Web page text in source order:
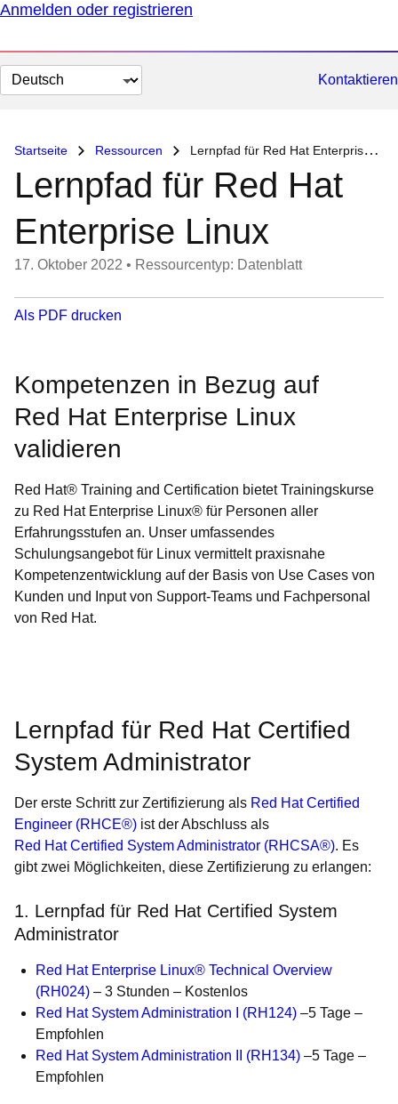
Anmelden oder registrieren
Sprache
auswählen
Kontaktieren
Startseite Ressourcen Lernpfad für Red Hat Enterprise Linux
Lernpfad für Red Hat
Enterprise Linux
17. Oktober 2022 • Ressourcentyp: Datenblatt
Als PDF drucken
Kompetenzen in Bezug auf
Red Hat Enterprise Linux
validieren
Red Hat® Training and Certification bietet Trainingskurse
zu Red Hat Enterprise Linux® für Personen aller
Erfahrungsstufen an. Unser umfassendes
Schulungsangebot für Linux vermittelt praxisnahe
Kompetenzentwicklung auf der Basis von Use Cases von
Kunden und Input von Support-Teams und Fachpersonal
von Red Hat.
Lernpfad für Red Hat Certified
System Administrator
Der erste Schritt zur Zertifizierung als Red Hat Certified
Engineer (RHCE®) ist der Abschluss als
Red Hat Certified System Administrator (RHCSA®). Es
gibt zwei Möglichkeiten, diese Zertifizierung zu erlangen:
1. Lernpfad für Red Hat Certified System
Administrator
Red Hat Enterprise Linux® Technical Overview
(RH024) – 3 Stunden – Kostenlos
Red Hat System Administration I (RH124) –5 Tage –
Empfohlen
Red Hat System Administration II (RH134) –5 Tage –
Empfohlen